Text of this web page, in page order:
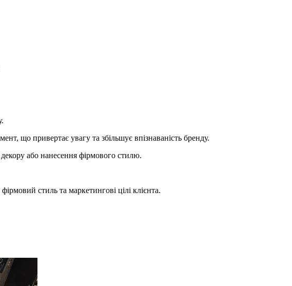
що привертає увагу та збільшує впізнаваність бренду.
або нанесення фірмового стилю.
стиль та маркетингові цілі клієнта.